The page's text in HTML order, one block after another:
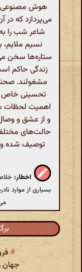
هوش مصنوعی:
می‌پردازد که
شاعر شب را
نسیم
ستاره‌ها سخن
زندگی حاکم
مشغولند.
تحسینی خاص
اهمیت لحظات
و از عشق و
حالت‌های
توصیف شده
اخطار:
بسیاری از موارد
#
جهان